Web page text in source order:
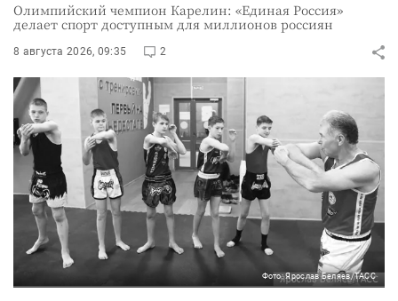
Олимпийский чемпион Карелин: «Единая Россия»
делает спорт доступным для миллионов россиян
8 августа 2026, 09:35 2
Фото: Ярослав Беляев/ТАСС